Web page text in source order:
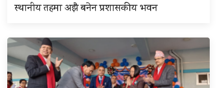
स्थानीय तहमा अझै बनेन प्रशासकीय भवन